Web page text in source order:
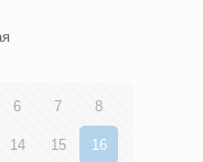
6 7 8
14 15 16